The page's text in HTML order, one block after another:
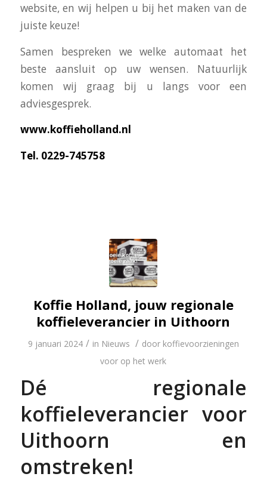
website, en wij helpen u bij het maken van de
juiste keuze!
Samen bespreken we welke automaat het
beste aansluit op uw wensen. Natuurlijk
komen wij graag bij u langs voor een
adviesgesprek.
www.koffieholland.nl
Tel. 0229-745758
Koffie Holland, jouw regionale
koffieleverancier in Uithoorn
9 januari 2024 / in Nieuws / door koffievoorzieningen
voor op het werk
Dé regionale
koffieleverancier voor
Uithoorn en
omstreken!